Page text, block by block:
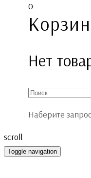
0
Нет
Наберите
scroll
Toggle navigation